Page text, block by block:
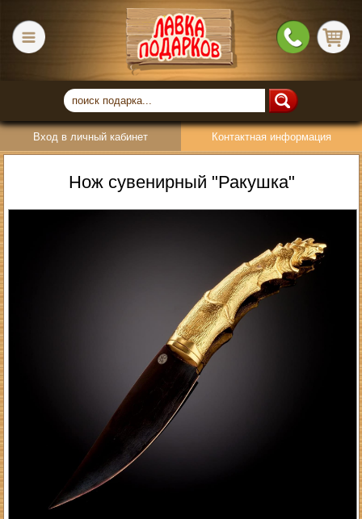
Вход в личный кабинет Контактная информация
Нож сувенирный "Ракушка"